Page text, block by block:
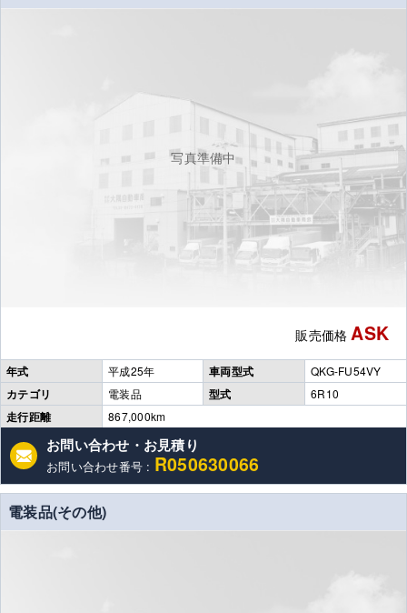
写真準備中
販売価格 ASK
年式 平成25年 車両型式 QKG-FU54VY
カテゴリ 電装品 型式 6R10
走行距離 867,000km
お問い合わせ・お見積り
お問い合わせ番号 : R050630066
電装品(その他)